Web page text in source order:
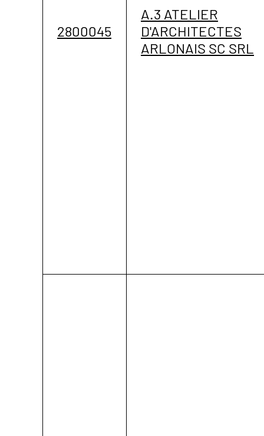
2800045
A.3 ATELIER
D'ARCHITECTES
ARLONAIS SC SRL